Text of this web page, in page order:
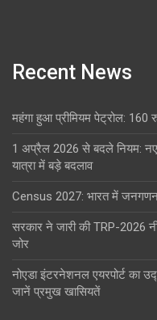
Recent News
महंगा हुआ प्रीमियम पेट्रोल:
1 अप्रैल 2026 से बदले नियम: नए
यात्रा में बड़े बदलाव
Census 2027: भारत में
सरकार ने जारी की TRP-2026
जोर
नोएडा इंटरनेशनल एयरपोर्ट का
जानें प्रमुख खासियतें